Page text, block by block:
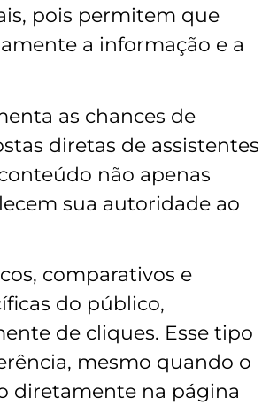
pois permitem que
a informação e a
as chances de
diretas de assistentes
não apenas
sua autoridade ao
comparativos e
do público,
de cliques. Esse tipo
mesmo quando o
diretamente na página